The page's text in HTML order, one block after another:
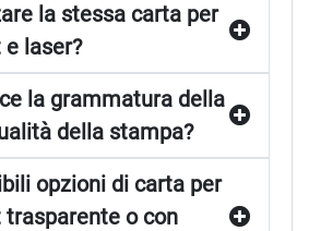
la stessa carta per
laser?
la grammatura della
della stampa?
opzioni di carta per
o con